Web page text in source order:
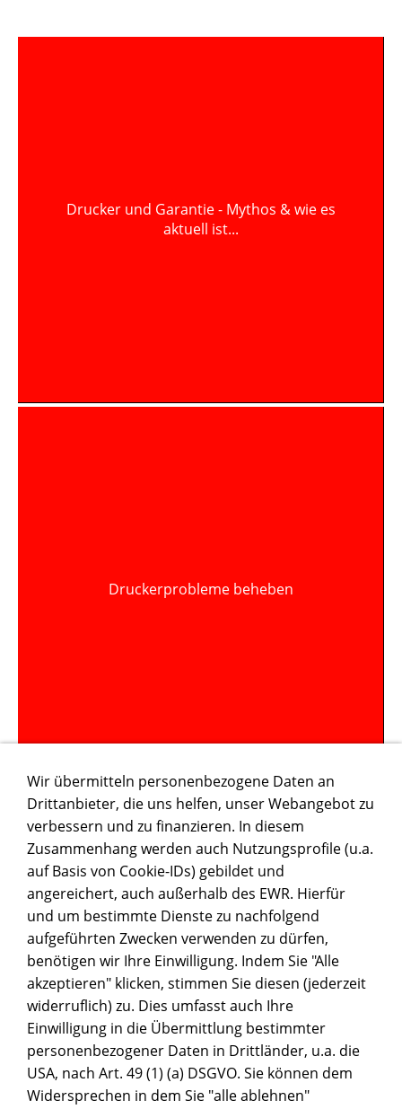
Drucker und Garantie - Mythos & wie es
aktuell ist...
Druckerprobleme beheben
WERBUNG
Wir übermitteln personenbezogene Daten an
Drittanbieter, die uns helfen, unser Webangebot zu
verbessern und zu finanzieren. In diesem
Zusammenhang werden auch Nutzungsprofile (u.a.
auf Basis von Cookie-IDs) gebildet und
angereichert, auch außerhalb des EWR. Hierfür
und um bestimmte Dienste zu nachfolgend
aufgeführten Zwecken verwenden zu dürfen,
benötigen wir Ihre Einwilligung. Indem Sie "Alle
akzeptieren" klicken, stimmen Sie diesen (jederzeit
widerruflich) zu. Dies umfasst auch Ihre
Einwilligung in die Übermittlung bestimmter
personenbezogener Daten in Drittländer, u.a. die
USA, nach Art. 49 (1) (a) DSGVO. Sie können dem
Widersprechen in dem Sie "alle ablehnen"